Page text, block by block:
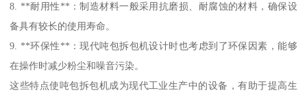
8. **耐用性**：制造材料一般采用抗磨损、耐腐蚀的材料，确保设
备具有较长的使用寿命。
9. **环保性**：现代吨包拆包机设计时也考虑到了环保因素，能够
在操作时减少粉尘和噪音污染。
这些特点使吨包拆包机成为现代工业生产中的设备，有助于提高生